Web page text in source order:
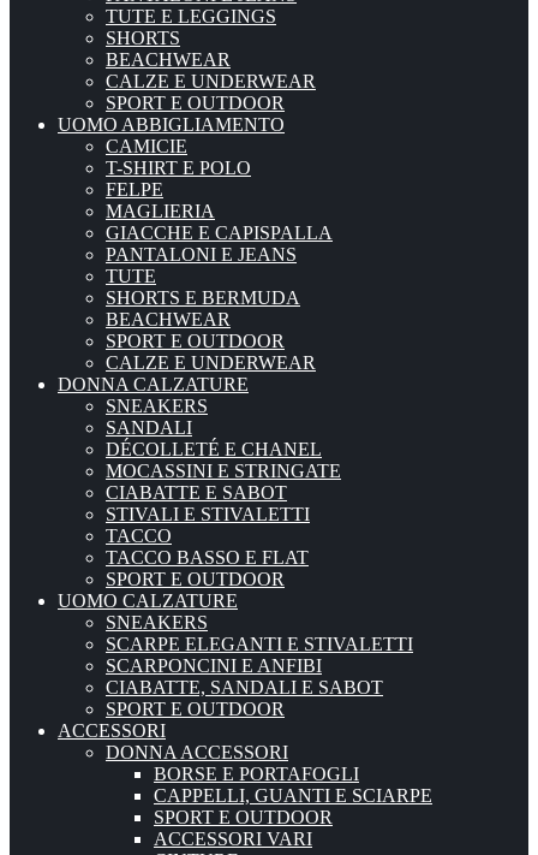
TUTE E LEGGINGS
SHORTS
BEACHWEAR
CALZE E UNDERWEAR
SPORT E OUTDOOR
UOMO ABBIGLIAMENTO
CAMICIE
T-SHIRT E POLO
FELPE
MAGLIERIA
GIACCHE E CAPISPALLA
PANTALONI E JEANS
TUTE
SHORTS E BERMUDA
BEACHWEAR
SPORT E OUTDOOR
CALZE E UNDERWEAR
DONNA CALZATURE
SNEAKERS
SANDALI
DÉCOLLETÉ E CHANEL
MOCASSINI E STRINGATE
CIABATTE E SABOT
STIVALI E STIVALETTI
TACCO
TACCO BASSO E FLAT
SPORT E OUTDOOR
UOMO CALZATURE
SNEAKERS
SCARPE ELEGANTI E STIVALETTI
SCARPONCINI E ANFIBI
CIABATTE, SANDALI E SABOT
SPORT E OUTDOOR
ACCESSORI
DONNA ACCESSORI
BORSE E PORTAFOGLI
CAPPELLI, GUANTI E SCIARPE
SPORT E OUTDOOR
ACCESSORI VARI